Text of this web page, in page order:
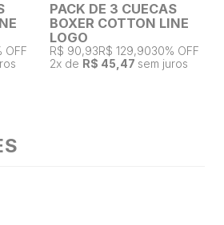
OFF
PACK DE 3 CUECAS
BOXER COTTON LINE
LOGO
R$ 90,93R$ 129,9030% OFF
2x de R$ 45,47 sem juros